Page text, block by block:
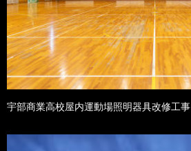
宇部商業高校屋内運動場照明器具改修工事